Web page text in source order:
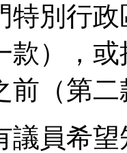
特別行
款），
前（第
議員希